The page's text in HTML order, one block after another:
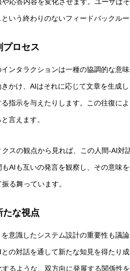
いう終わりのないフィードバックル
プロセス
ンタラクションは一種の協調的な意
きかけ、AIはそれに応じて文章を生成
指示を与えたりします。この往復に
言えます。
スの観点から見れば、この人間-AI
AIも互いの発言を観察し、その意味
る舞っています。
たな視点
意識したシステム設計の重要性も議
との対話を通して新たな知見を得たり
るような、双方向に発展する関係性